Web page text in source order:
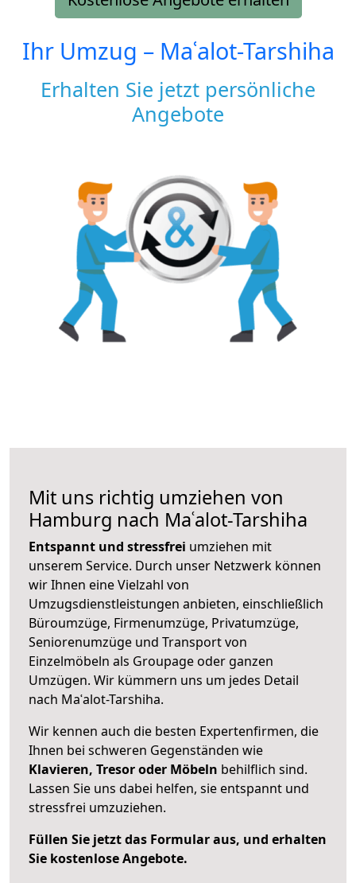
Ihr Umzug – Maʿalot-Tarshiha
Erhalten Sie jetzt persönliche
Angebote
Mit uns richtig umziehen von
Hamburg nach Maʿalot-Tarshiha
Entspannt und stressfrei umziehen mit
unserem Service. Durch unser Netzwerk können
wir Ihnen eine Vielzahl von
Umzugsdienstleistungen anbieten, einschließlich
Büroumzüge, Firmenumzüge, Privatumzüge,
Seniorenumzüge und Transport von
Einzelmöbeln als Groupage oder ganzen
Umzügen. Wir kümmern uns um jedes Detail
nach Maʿalot-Tarshiha.
Wir kennen auch die besten Expertenfirmen, die
Ihnen bei schweren Gegenständen wie
Klavieren, Tresor oder Möbeln behilflich sind.
Lassen Sie uns dabei helfen, sie entspannt und
stressfrei umzuziehen.
Füllen Sie jetzt das Formular aus, und erhalten
Sie kostenlose Angebote.